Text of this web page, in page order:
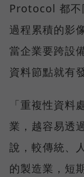
Protocol 都不
過程累積的影
當企業要跨設
資料節點就有
「重複性資料
業，越容易透
說，較傳統、
的製造業，短